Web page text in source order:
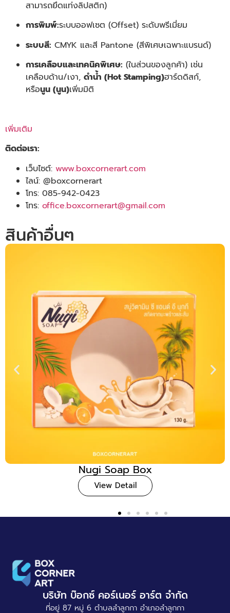
สามารถยึดแท่งลิปสติก)
การพิมพ์:ระบบออฟเซต (Offset) ระดับพรีเมี่ยม
ระบบสี: CMYK และสี Pantone (สีพิเศษเฉพาะแบรนด์)
การเคลือบและเทคนิคพิเศษ: (ในส่วนของลูกค้า) เช่น
เคลือบด้าน/เงา, ดำน้ำ (Hot Stamping)ฮาร์ดดิสก์,
หรือนูน (นูน)เพิ่มมิติ
เพิ่มเติม
ติดต่อเรา:
เว็บไซต์: www.boxcornerart.com
ไลน์: @boxcornerart
โทร: 085-942-0423
โทร: office.boxcornerart@gmail.com
สินค้าอื่นๆ
Nugi Soap Box
View Detail
บริษัท บ๊อกซ์ คอร์เนอร์ อาร์ต จำกัด
ที่อยู่ 87 หมู่ 6 ตำบลลำลูกกา อำเภอลำลูกกา